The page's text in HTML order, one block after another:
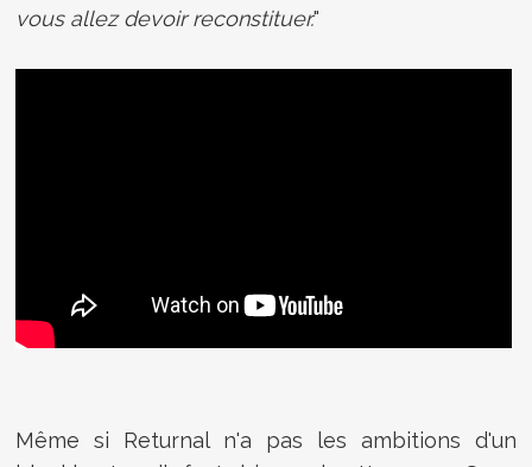
vous allez devoir reconstituer."
Même si Returnal n'a pas les ambitions d'un